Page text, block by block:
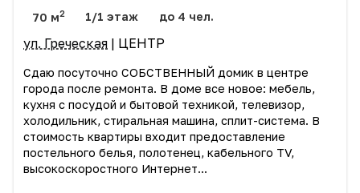
70 м2 1/1 этаж до 4 чел.
ул. Греческая | ЦЕНТР
Сдаю посуточно СОБСТВЕННЫЙ домик в центре
города после ремонта. В доме все новое: мебель,
кухня с посудой и бытовой техникой, телевизор,
холодильник, стиральная машина, сплит-система. В
стоимость квартиры входит предоставление
постельного белья, полотенец, кабельного TV,
высокоскоростного Интернет...